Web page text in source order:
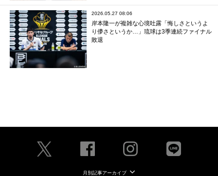
2026.05.27 08:06
岸本隆一が複雑な心境吐露「悔しさというよ
り儚さというか…」琉球は3季連続ファイナル
敗退
月別記事アーカイブ